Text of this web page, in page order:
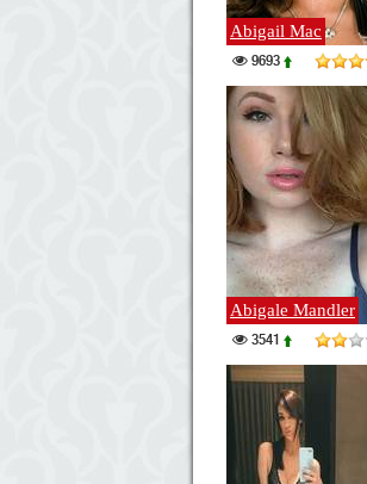
Abigail Mac
9693
Abigale Mandler
3541